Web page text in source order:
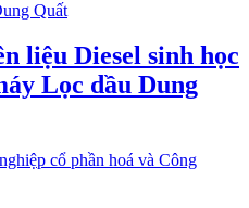
liệu Diesel sinh học
Lọc dầu Dung